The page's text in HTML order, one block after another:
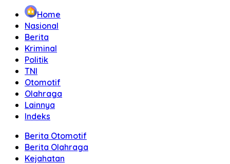
Home
Nasional
Berita
Kriminal
Politik
TNI
Otomotif
Olahraga
Lainnya
Indeks
Berita Otomotif
Berita Olahraga
Kejahatan